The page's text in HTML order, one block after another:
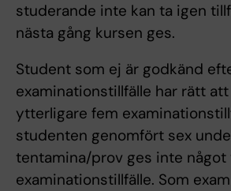
studerande inte kan ta igen
nästa gång kursen ges.
Student som ej är godkänd
examinationstillfälle har rätt
ytterligare fem
studenten genomfört sex
tentamina/prov ges inte
examinationstillfälle. Som